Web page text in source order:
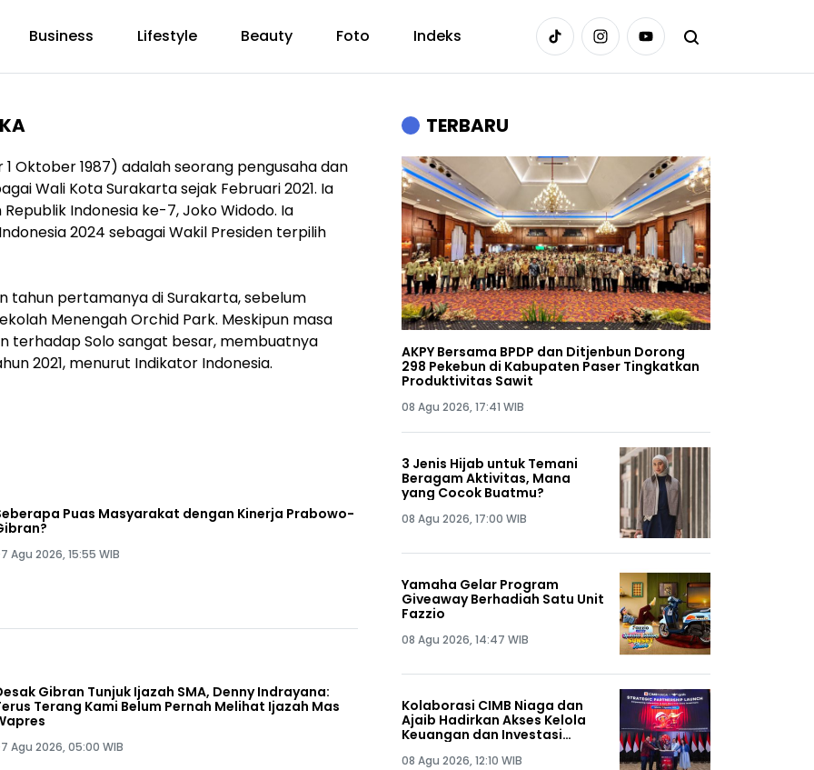
Business Lifestyle Beauty Foto Indeks
1 Oktober 1987) adalah seorang pengusaha dan
Wali Kota Surakarta sejak Februari 2021. Ia
Indonesia ke-7, Joko Widodo. Ia
2024 sebagai Wakil Presiden terpilih
tahun pertamanya di Surakarta, sebelum
Menengah Orchid Park. Meskipun masa
terhadap Solo sangat besar, membuatnya
2021, menurut Indikator Indonesia.
Puas Masyarakat dengan Kinerja Prabowo-
Agu 2026, 15:55 WIB
Gibran Tunjuk Ijazah SMA, Denny Indrayana:
Terang Kami Belum Pernah Melihat Ijazah Mas
Agu 2026, 05:00 WIB
TERBARU
AKPY Bersama BPDP dan Ditjenbun Dorong
298 Pekebun di Kabupaten Paser Tingkatkan
Produktivitas Sawit
08 Agu 2026, 17:41 WIB
3 Jenis Hijab untuk Temani
Beragam Aktivitas, Mana
yang Cocok Buatmu?
08 Agu 2026, 17:00 WIB
Yamaha Gelar Program
Giveaway Berhadiah Satu Unit
Fazzio
08 Agu 2026, 14:47 WIB
Kolaborasi CIMB Niaga dan
Ajaib Hadirkan Akses Kelola
Keuangan dan Investasi
08 Agu 2026, 12:10 WIB